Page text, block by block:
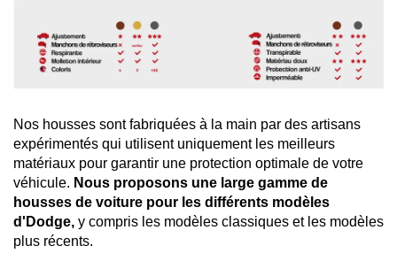
Nos housses sont fabriquées à la main par des artisans
expérimentés qui utilisent uniquement les meilleurs
matériaux pour garantir une protection optimale de votre
véhicule. Nous proposons une large gamme de
housses de voiture pour les différents modèles
d'Dodge, y compris les modèles classiques et les modèles
plus récents.